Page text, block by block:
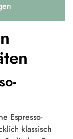
Espresso-
klassisch